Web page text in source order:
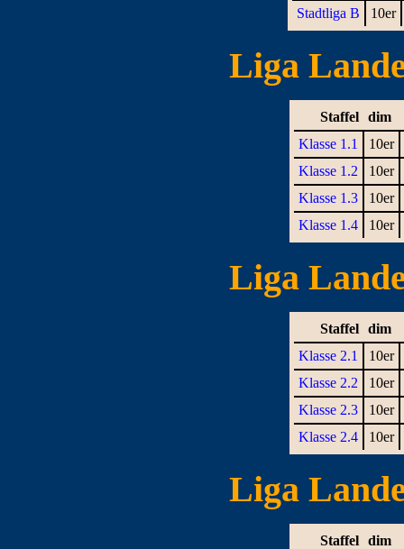
Stadtliga B
10er
Liga
Staffel dim
Klasse 1.1
10er
Klasse 1.2
10er
Klasse 1.3
10er
Klasse 1.4
10er
Liga
Staffel dim
Klasse 2.1
10er
Klasse 2.2
10er
Klasse 2.3
10er
Klasse 2.4
10er
Liga
Staffel dim